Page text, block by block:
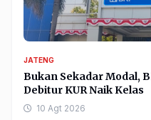
JATENG
Bukan Sekadar Modal,
Debitur KUR Naik Kelas
10 Agt 2026